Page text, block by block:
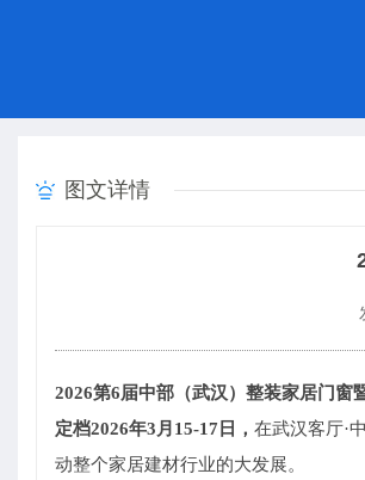
图文详情
2026第6届中部（武汉）整装家居门窗
定档2026年3月15-17日， 在武汉客厅·
动整个家居建材行业的大发展。